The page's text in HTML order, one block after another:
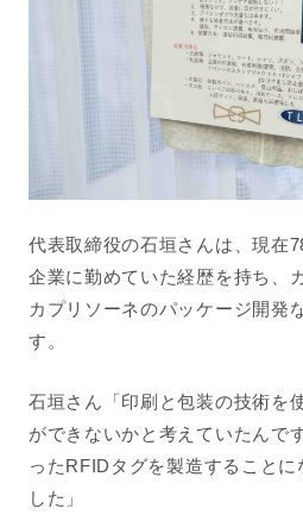
代表取締役の石垣さんは、現在
企業に勤めていた経歴を持ち、
カプリソーネのパッケージ開発
す。
石垣さん「印刷と包装の技術を
ができないかと考えていたんで
ったRFIDタグを製造することに
した 」